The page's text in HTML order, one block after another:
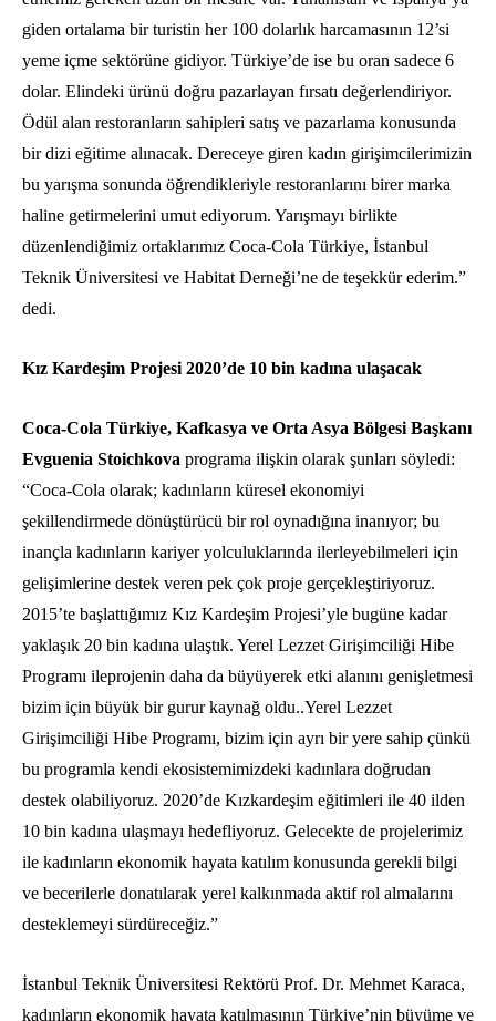
giden ortalama bir turistin her 100 dolarlık harcamasının 12’si
yeme içme sektörüne gidiyor. Türkiye’de ise bu oran sadece 6
dolar. Elindeki ürünü doğru pazarlayan fırsatı değerlendiriyor.
Ödül alan restoranların sahipleri satış ve pazarlama konusunda
bir dizi eğitime alınacak. Dereceye giren kadın girişimcilerimizin
bu yarışma sonunda öğrendikleriyle restoranlarını birer marka
haline getirmelerini umut ediyorum. Yarışmayı birlikte
düzenlendiğimiz ortaklarımız Coca-Cola Türkiye, İstanbul
Teknik Üniversitesi ve Habitat Derneği’ne de teşekkür ederim.”
dedi.
Kız Kardeşim Projesi 2020’de 10 bin kadına ulaşacak
Coca-Cola Türkiye, Kafkasya ve Orta Asya Bölgesi Başkanı
Evguenia Stoichkova programa ilişkin olarak şunları söyledi:
“Coca-Cola olarak; kadınların küresel ekonomiyi
şekillendirmede dönüştürücü bir rol oynadığına inanıyor; bu
inançla kadınların kariyer yolculuklarında ilerleyebilmeleri için
gelişimlerine destek veren pek çok proje gerçekleştiriyoruz.
2015’te başlattığımız Kız Kardeşim Projesi’yle bugüne kadar
yaklaşık 20 bin kadına ulaştık. Yerel Lezzet Girişimciliği Hibe
Programı ileprojenin daha da büyüyerek etki alanını genişletmesi
bizim için büyük bir gurur kaynağ oldu..Yerel Lezzet
Girişimciliği Hibe Programı, bizim için ayrı bir yere sahip çünkü
bu programla kendi ekosistemimizdeki kadınlara doğrudan
destek olabiliyoruz. 2020’de Kızkardeşim eğitimleri ile 40 ilden
10 bin kadına ulaşmayı hedefliyoruz. Gelecekte de projelerimiz
ile kadınların ekonomik hayata katılım konusunda gerekli bilgi
ve becerilerle donatılarak yerel kalkınmada aktif rol almalarını
desteklemeyi sürdüreceğiz.”
İstanbul Teknik Üniversitesi Rektörü Prof. Dr. Mehmet Karaca,
kadınların ekonomik hayata katılmasının Türkiye’nin büyüme ve